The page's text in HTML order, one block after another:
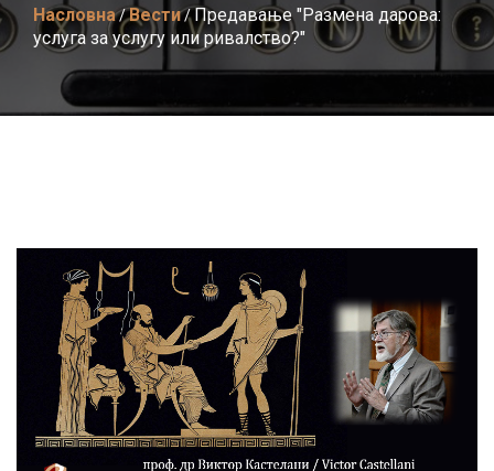
Насловна/Вести/Предавање "Размена дарова:
услуга за услугу или ривалство?"